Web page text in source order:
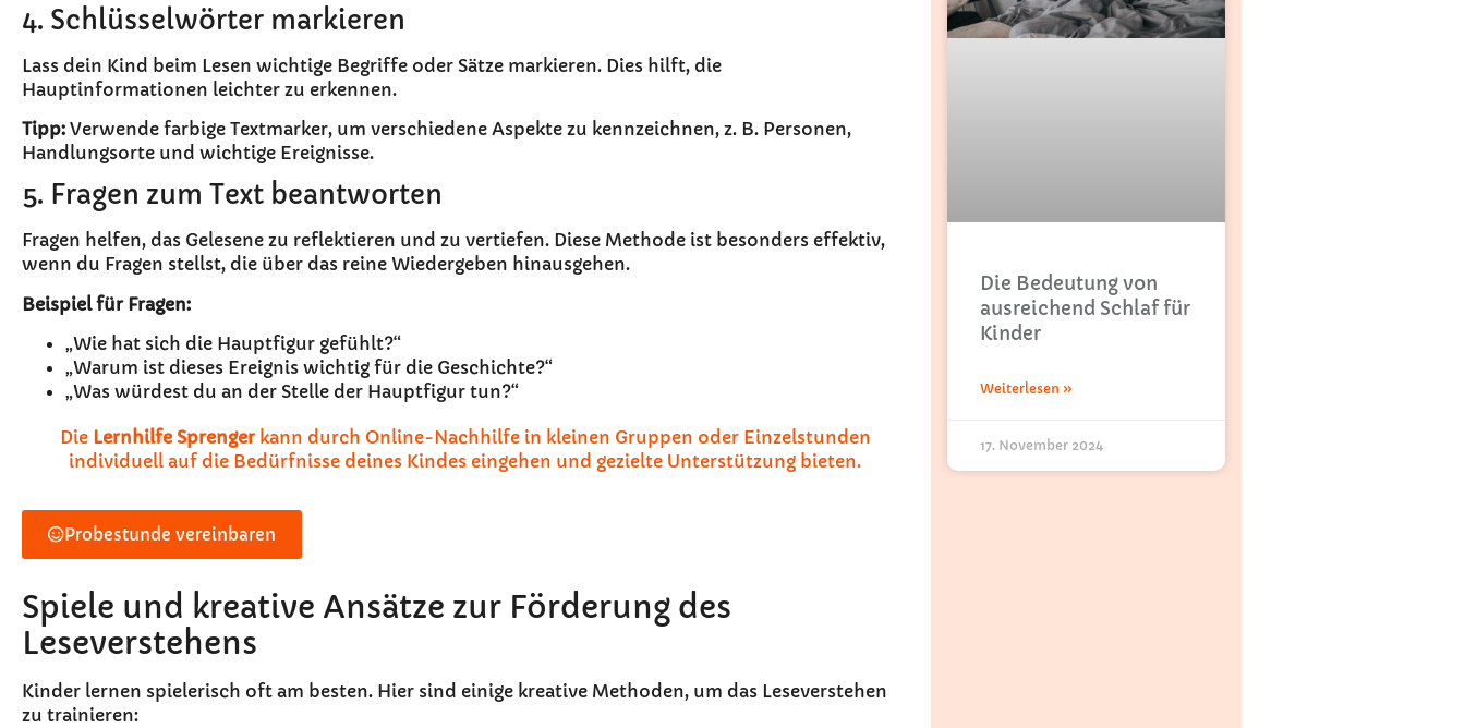
4. Schlüsselwörter markieren
Lass dein Kind beim Lesen wichtige Begriffe oder Sätze markieren. Dies hilft, die
Hauptinformationen leichter zu erkennen.
Tipp: Verwende farbige Textmarker, um verschiedene Aspekte zu kennzeichnen, z. B. Personen,
Handlungsorte und wichtige Ereignisse.
5. Fragen zum Text beantworten
Fragen helfen, das Gelesene zu reflektieren und zu vertiefen. Diese Methode ist besonders effektiv,
wenn du Fragen stellst, die über das reine Wiedergeben hinausgehen.
Beispiel für Fragen:
„Wie hat sich die Hauptfigur gefühlt?“
„Warum ist dieses Ereignis wichtig für die Geschichte?“
„Was würdest du an der Stelle der Hauptfigur tun?“
Die Lernhilfe Sprengerkann durch Online-Nachhilfe in kleinen Gruppen oder Einzelstunden
individuell auf die Bedürfnisse deines Kindes eingehen und gezielte Unterstützung bieten.
Probestunde vereinbaren
Spiele und kreative Ansätze zur Förderung des
Leseverstehens
Kinder lernen spielerisch oft am besten. Hier sind einige kreative Methoden, um das Leseverstehen
zu trainieren:
Die Bedeutung von
ausreichend Schlaf für
Kinder
Weiterlesen »
17. November 2024